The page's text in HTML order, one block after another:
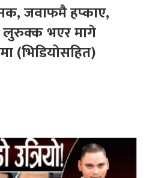
जवाफमै हप्काए,
लुरुक्क भएर मागे
(भिडियोसहित)